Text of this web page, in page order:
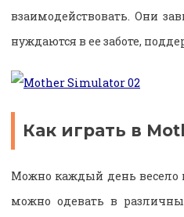
взаимодействовать. Они
нуждаются в ее заботе,
Как играть в
Можно каждый день весело
можно одевать в